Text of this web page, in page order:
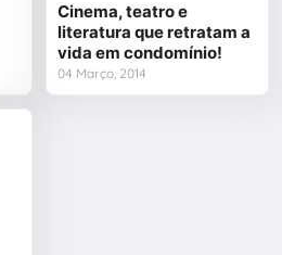
Cinema, teatro e
literatura que retratam a
vida em condomínio!
04 Março, 2014